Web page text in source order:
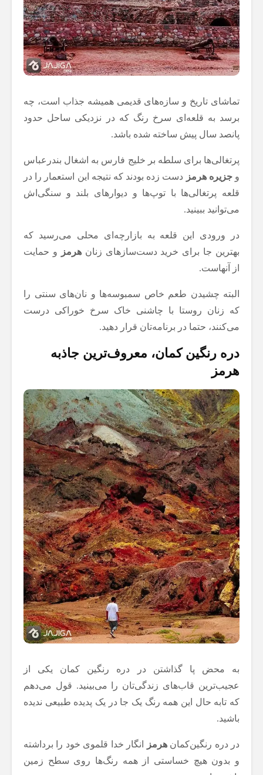
تماشای تاریخ و سازه‌های قدیمی همیشه جذاب است، چه
برسد به قلعه‌ای سرخ رنگ که در نزدیکی ساحل حدود
پانصد سال پیش ساخته شده باشد.
پرتغالی‌ها برای سلطه بر خلیج فارس به اشغال بندرعباس
وجزیره هرمز
دست زده بودند که نتیجه این استعمار را در
قلعه‌ پرتغالی‌ها با توپ‌ها و دیوارهای بلند و سنگی‌اش
می‌توانید ببینید.
در ورودی این قلعه به بازارچه‌ای محلی می‌رسید که
بهترین جا برای خرید دست‌سازهای زنانهرمز
و حمایت
از آنهاست.
البته چشیدن طعم خاص سمبوسه‌ها و نان‌های سنتی را
که زنان روستا با چاشنی خاک سرخ خوراکی درست
می‌کنند، حتما در برنامه‌تان قرار دهید.
دره رنگین کمان، معروف‌ترین جاذبه
هرمز
به محض پا گذاشتن در دره رنگین کمان یکی از
عجیب‌ترین قاب‌های زندگی‌تان را می‌بینید. قول می‌دهم
که تابه حال این همه رنگ یک جا در یک پدیده طبیعی ندیده
باشید.
در دره رنگین‌کمانهرمز
انگار خدا قلموی خود را برداشته
و بدون هیچ خساستی از همه رنگ‌ها روی سطح زمین